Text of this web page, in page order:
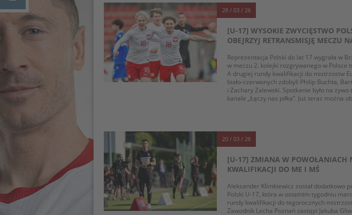
28 / 03 / 26
[U-17] WYSOKIE ZWYCIĘSTWO
OBEJRZYJ RETRANSMISJĘ MECZU
Reprezentacja Polski do lat 17 wygrała w
w meczu 2. kolejki rozgrywanego w Polsce
A drugiej rundy kwalifikacji do mistrzostw
biało-czerwonych zdobyli Philip Buchta,
i Zachary Zalewski. Spotkanie było na
kanale „Łączy nas piłka”. Już teraz można
20 / 03 / 26
[U-17] ZMIANA W POWOŁANIACH
KWALIFIKACJI DO ME I MŚ
Aleksander Klimkiewicz został dodatkowo
Polski U-17, która w ostatnim tygodniu
rundy kwalifikacji do tegorocznych
Zawodnik Lecha Poznań zastąpi Jakuba